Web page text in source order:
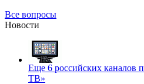
Все вопросы
Новости
Еще 6 российских каналов
ТВ»